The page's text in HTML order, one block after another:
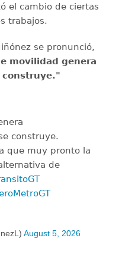
el cambio de ciertas
trabajos.
se pronunció,
movilidad genera
construye."
construye.
que muy pronto la
de
August 5, 2026